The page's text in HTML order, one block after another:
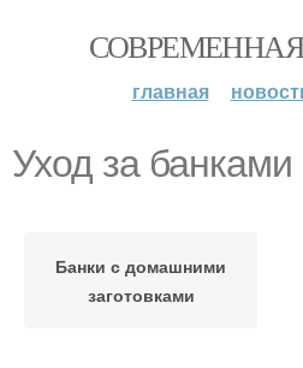
главная
Уход за банками
Банки с домашними
заготовками